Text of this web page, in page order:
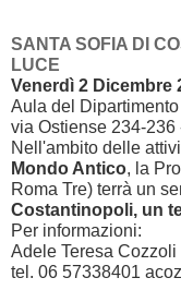
SANTA SOFIA DI
LUCE
Venerdì 2 Dicembre
Aula del
via Ostiense 234-236
Nell'ambito delle
Mondo Antico, la
Roma Tre) terrà un
Costantinopoli, un
Per informazioni:
Adele Teresa Cozzoli
tel. 06 57338401